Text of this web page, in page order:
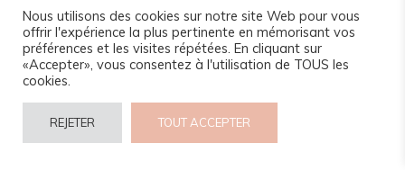
Lelait de chamellepeut aider à traiter
certaines maladies comportementales
et neurodéveloppementales, telles que
l’autisme, ainsi que des maladies
Nous utilisons des cookies sur notre site Web pour vous
offrir l'expérience la plus pertinente en mémorisant vos
préférences et les visites répétées. En cliquant sur
«Accepter», vous consentez à l'utilisation de TOUS les
cookies.
REJETER TOUT ACCEPTER